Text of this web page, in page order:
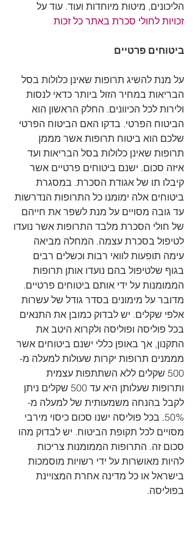
הליכונים, מיטות מיוחדות ועוד. עוד על
זכויות לחולי סכרת באתר כל זכות
ביטוחים פרטיים
על מנת להשיג תרופות שאינן כלולות בסל
הבריאות במחיר הזול ביותר כדאי לנסות
ולירות לכל הכיוונים. החלק הראשון הוא
הביטוח הפרטי. בדקו האם הביטוח הפרטי
שלכם הוא ביטוח תרופות אשר מממן
תרופות שאינן כלולות בסל הבריאות ועד
איזה סכום. ישנם ביטוחים פרטיים אשר
קיבלו תו של אגודת הסכרת. במסגרת
ביטוחים אלה ימומנו כל התרופות הנדרשות
עד גובה מסויים על מנת לשפר את חייהם
של חולי הסכרת מלבד התרופות אשר נועדו
לטיפול בסכרת עצמה. המחלה מביאה
עימה תופעות לוואי רבות וכשלים רבים
בגוף שלטיפול בהם נועדו אותן תרופות
הממומנות על ידי אותם ביטוחים פרטיים.
מדובר על מימונים בסדר גודל של עשרות
אלפי שקלים. יש לבדוק כמובן את התנאים
בכל פוליסה ופוליסה ולקרוא היטב את
התקנון, אך באופן כללי ישנם ביטוחים אשר
מממנים תרופות יקרות שעולות למעלה מ-
500 שקלים ללא השתתפות עצמית
ותרופות שעלותן היא עד 500 שקלים ניתן
לקבל בהנחה משמעותית של למעלה מ-
50%. בכל פוליסה ישנו סכום כיסוי מירבי
מסויים לכל תקופת הביטוח. יש לבדוק מהו
סכום זה. התרופות הממומנות צריכות
להיות מאושרות על ידי רשויות מוסמכות
בישראל או כל מדינה אחרת המצויינת
בפוליסה.